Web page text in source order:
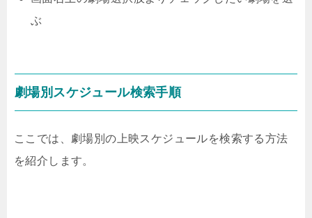
ぶ
劇場別スケジュール検索手順
ここでは、劇場別の上映スケジュールを検索する方法
を紹介します。